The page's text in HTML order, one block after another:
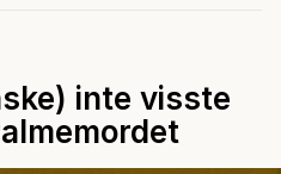
inte visste